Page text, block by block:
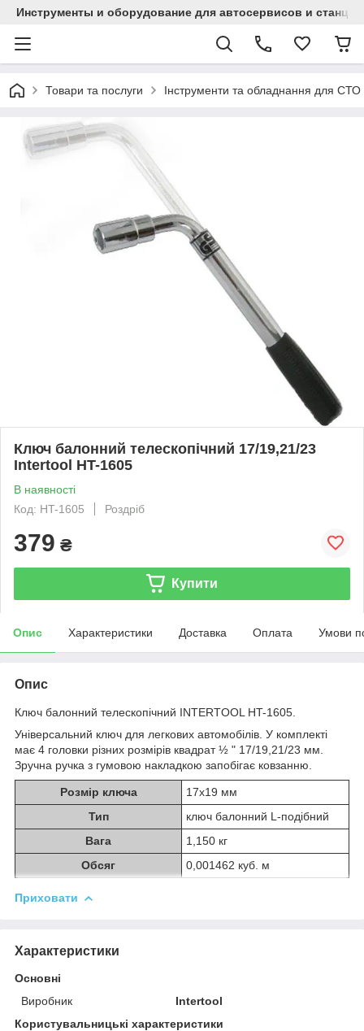
Инструменты и оборудование для автосервисов и
Товари та послуги Інструменти та обладнання для СТО
Ключ балонний телескопічний 17/19,21/23
Intertool HT-1605
В наявності
Код: HT-1605
Роздріб
379 ₴
Купити
Опис Характеристики Доставка Оплата Умови
Опис
Ключ балонний телескопічний INTERTOOL HT-1605.
Універсальний ключ для легкових автомобілів. У комплекті
має 4 головки різних розмірів квадрат ½ " 17/19,21/23 мм.
Зручна ручка з гумовою накладкою запобігає ковзанню.
Розмір ключа
17х19 мм
Тип
ключ балонний L-подібний
Вага
1,150 кг
Обсяг
0,001462 куб. м
Приховати
Характеристики
Основні
Виробник
Intertool
Користувальницькі характеристики